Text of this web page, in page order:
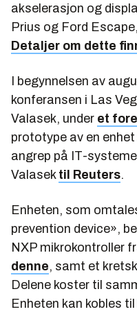
akselerasjon og
Prius og Ford
Detaljer om dette
I begynnelsen av
konferansen i Las
Valasek, under et
prototype av en
angrep på IT-
Valasek til Reuters.
Enheten, som
prevention device»,
NXP mikrokontroller
denne, samt et
Delene koster til
Enheten kan kobles